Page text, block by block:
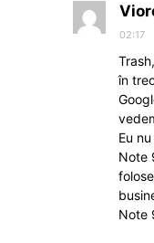
02:17
în
Eu
Note
Note